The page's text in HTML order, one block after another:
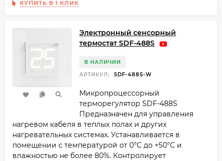
КУПИТЬ В 1 КЛИК
Электронный сенсорный
термостат SDF-488S
В НАЛИЧИИ
АРТИКУЛ:
SDF-488S-W
Микропроцессорный
терморегулятор SDF-488S
Предназначен для управления
нагревом кабеля в теплых полах и других
нагревательных системах. Устанавливается в
помещении с температурой от 0°C до +50°C и
влажностью не более 80%. Контролирует